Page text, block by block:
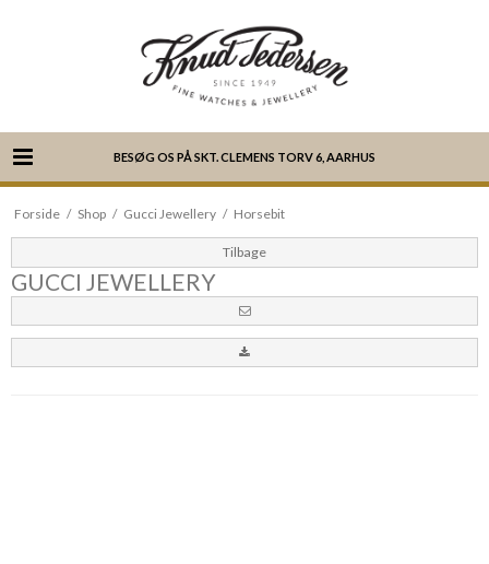
BESØG OS PÅ SKT. CLEMENS TORV 6, AARHUS
Forside / Shop / Gucci Jewellery / Horsebit
Tilbage
GUCCI JEWELLERY